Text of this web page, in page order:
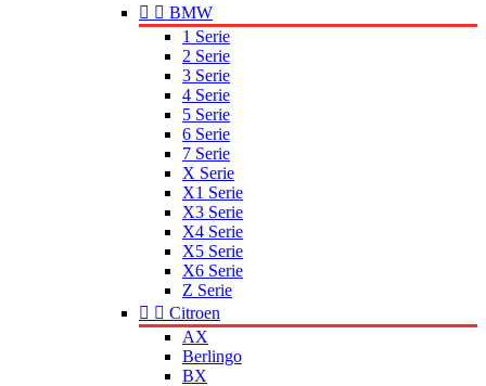
  BMW
1 Serie
2 Serie
3 Serie
4 Serie
5 Serie
6 Serie
7 Serie
X Serie
X1 Serie
X3 Serie
X4 Serie
X5 Serie
X6 Serie
Z Serie
  Citroen
AX
Berlingo
BX